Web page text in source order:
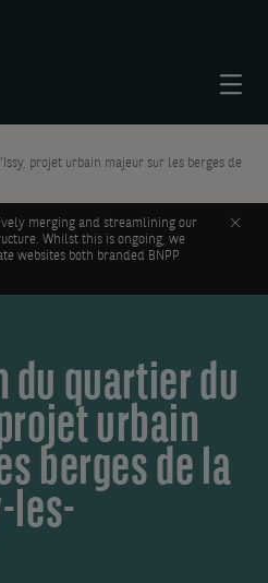
projet urbain majeur sur les berges de
merging and streamlining our
Whilst this is ongoing, we
websites both branded BNPP
du quartier du
urbain
berges de la
les-